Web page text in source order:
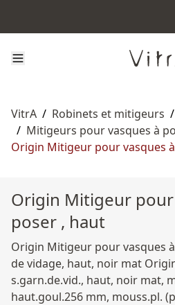
VitrA / Robinets et mitigeurs /
/ Mitigeurs pour vasques à
Origin Mitigeur pour vasques
Origin Mitigeur pour
poser , haut
Origin Mitigeur pour vasques
de vidage, haut, noir mat
s.garn.de.vid., haut, noir mat,
haut.goul.256 mm, mouss.pl.